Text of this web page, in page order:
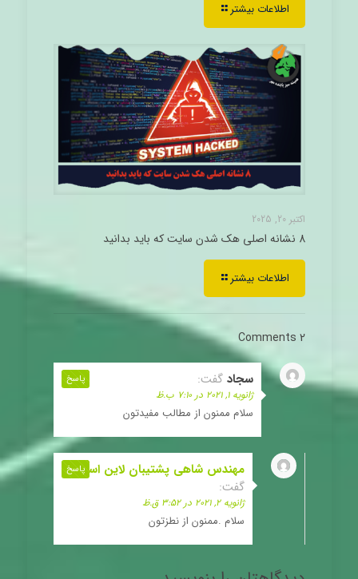
اطلاعات بیشتر
اکتبر 20, 2025
8 نشانه اصلی هک شدن سایت که باید بدانید
اطلاعات بیشتر
2 Comments
سجاد گفت:
ژانویه 1, 2021 در 7:10 ب.ظ
سلام ممنون از مطالب مفیدتون
پاسخ
مهندس شاهی پشتیبان لاین استور
گفت:
ژانویه 2, 2021 در 3:52 ق.ظ
سلام .ممنون از نطزتون
پاسخ